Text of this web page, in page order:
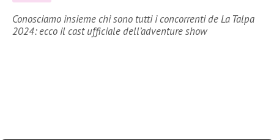
Conosciamo insieme chi sono tutti i concorrenti de La Talpa
2024: ecco il cast ufficiale dell’adventure show